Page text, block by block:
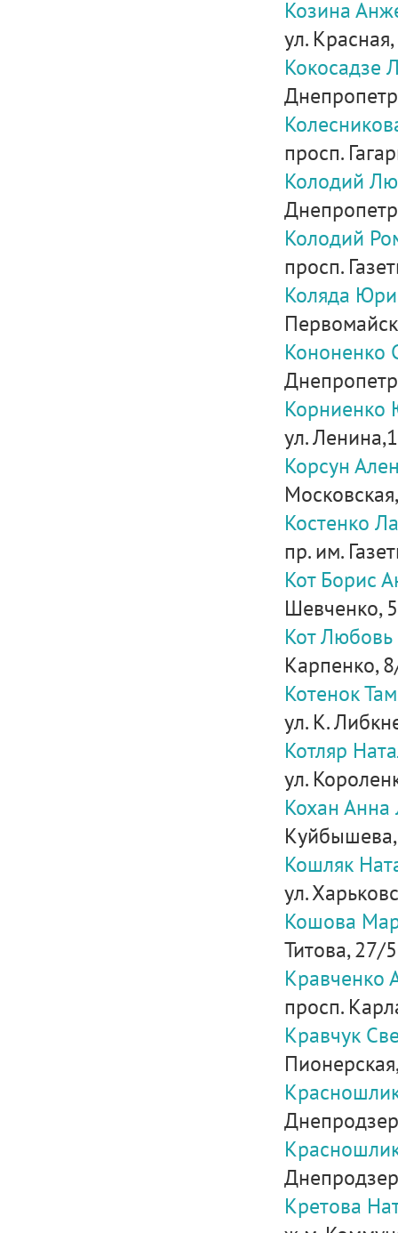
Козина
ул.
Кокосадзе
просп.
Колодий
Колодий
просп.
Коляда
Кононенко
Корниенко
ул.
Корсун
Костенко
пр. им.
Кот Борис
Шевченко,
Кот
Карпенко,
Котенок
ул. К.
Котляр
ул.
Кохан
Куйбышева,
Кошляк
ул.
Кошова
Титова, 27/
Кравченко
просп.
Кравчук
Кретова